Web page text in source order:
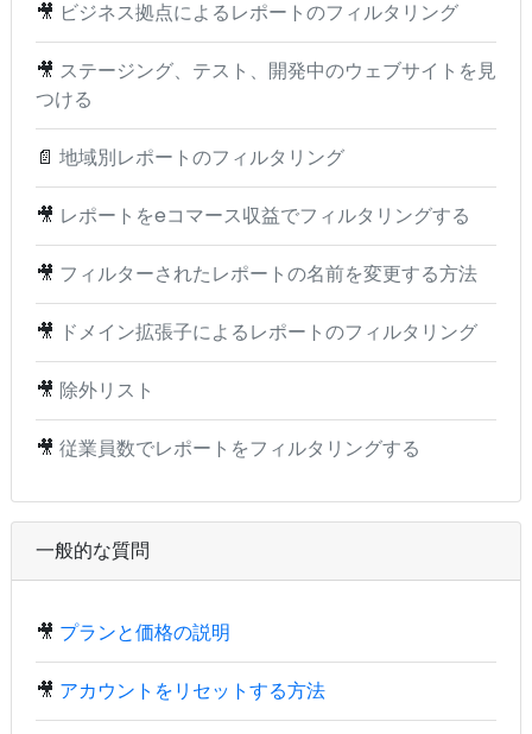
🎥 ビジネス拠点によるレポートのフィルタリング
🎥 ステージング、テスト、開発中のウェブサイトを見
つける
📄 地域別レポートのフィルタリング
🎥 レポートをeコマース収益でフィルタリングする
🎥 フィルターされたレポートの名前を変更する方法
🎥 ドメイン拡張子によるレポートのフィルタリング
🎥 除外リスト
🎥 従業員数でレポートをフィルタリングする
一般的な質問
🎥 プランと価格の説明
🎥 アカウントをリセットする方法